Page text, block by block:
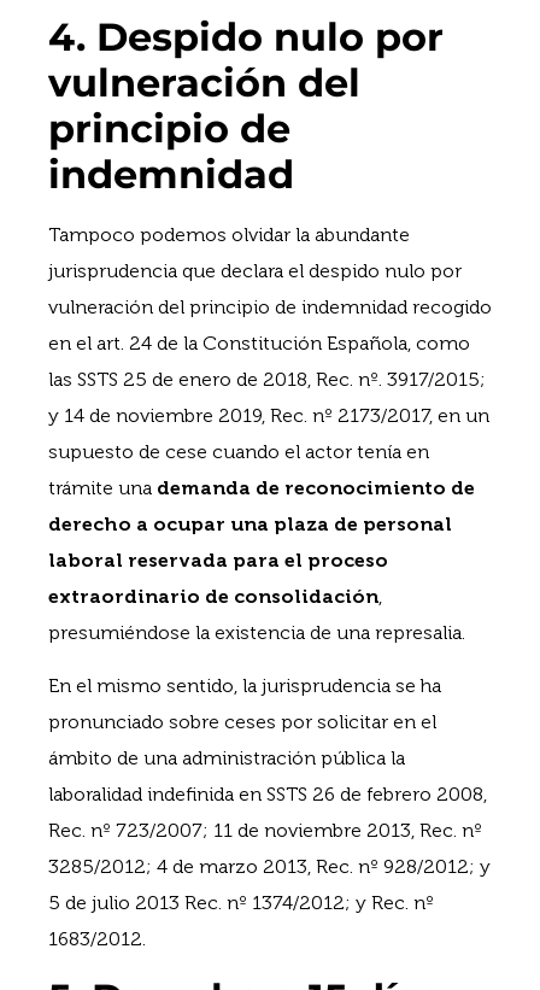
4. Despido nulo por
vulneración del
principio de
indemnidad
Tampoco podemos olvidar la abundante
jurisprudencia que declara el despido nulo por
vulneración del principio de indemnidad recogido
en el art. 24 de la Constitución Española, como
las SSTS 25 de enero de 2018, Rec. nº. 3917/2015;
y 14 de noviembre 2019, Rec. nº 2173/2017, en un
supuesto de cese cuando el actor tenía en
trámite una demanda de reconocimiento de
derecho a ocupar una plaza de personal
laboral reservada para el proceso
extraordinario de consolidación,
presumiéndose la existencia de una represalia.
En el mismo sentido, la jurisprudencia se ha
pronunciado sobre ceses por solicitar en el
ámbito de una administración pública la
laboralidad indefinida en SSTS 26 de febrero 2008,
Rec. nº 723/2007; 11 de noviembre 2013, Rec. nº
3285/2012; 4 de marzo 2013, Rec. nº 928/2012; y
5 de julio 2013 Rec. nº 1374/2012; y Rec. nº
1683/2012.